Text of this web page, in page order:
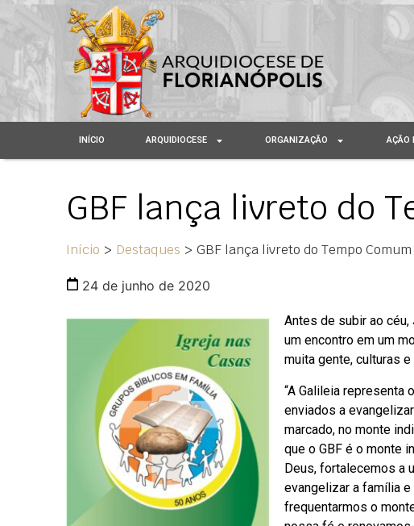
INÍCIO ARQUIDIOCESE ORGANIZAÇÃO AÇÃO
GBF lança livreto do
Início > Destaques > GBF lança livreto do Tempo Comum
24 de junho de 2020
Antes de subir ao
um encontro em um
muita gente, culturas
“A Galileia representa
enviados a
marcado, no monte
que o GBF é o monte
Deus, fortalecemos a
evangelizar a família
frequentarmos o